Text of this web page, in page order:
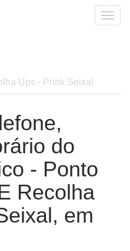
Ups - Prink Seixal
do
- Ponto
Recolha
em